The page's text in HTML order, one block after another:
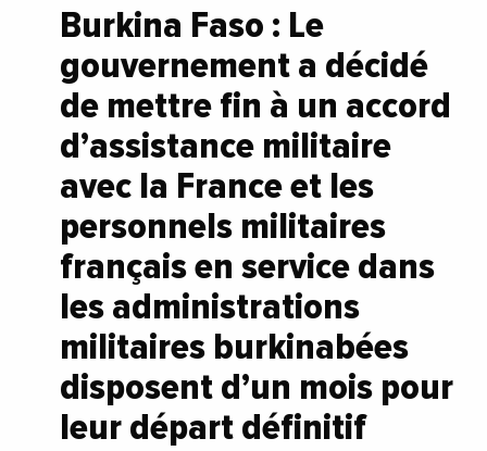
Burkina Faso : Le
gouvernement a décidé
de mettre fin à un accord
d’assistance militaire
avec la France et les
personnels militaires
français en service dans
les administrations
militaires burkinabées
disposent d’un mois pour
leur départ définitif